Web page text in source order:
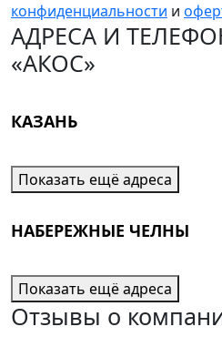
конфиденциальности и
АДРЕСА И
«АКОС»
КАЗАНЬ
Показать ещё адреса
НАБЕРЕЖНЫЕ ЧЕЛНЫ
Показать ещё адреса
Отзывы о